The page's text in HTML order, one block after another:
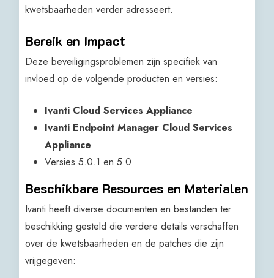
kwetsbaarheden verder adresseert.
Bereik en Impact
Deze beveiligingsproblemen zijn specifiek van
invloed op de volgende producten en versies:
Ivanti Cloud Services Appliance
Ivanti Endpoint Manager Cloud Services
Appliance
Versies 5.0.1 en 5.0
Beschikbare Resources en Materialen
Ivanti heeft diverse documenten en bestanden ter
beschikking gesteld die verdere details verschaffen
over de kwetsbaarheden en de patches die zijn
vrijgegeven: